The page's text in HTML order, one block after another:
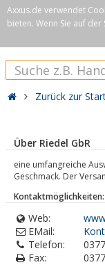
Axxus.de verwendet
bieten. Wenn Sie auf
Zurück zur
Über Riedel GbR
eine umfangreiche
Geschmack. Der
Kontaktmöglichkeiten:
Web:
EMail:
Telefon:
Fax: